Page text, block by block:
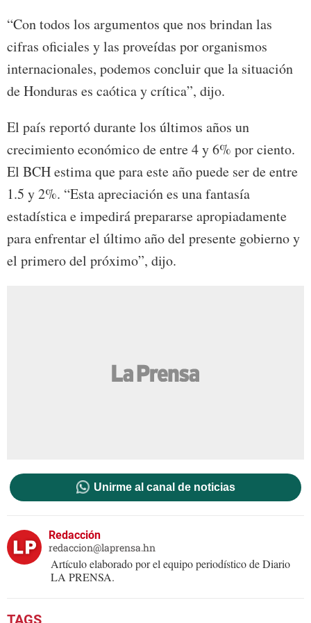
“Con todos los argumentos que nos brindan las
cifras oficiales y las proveídas por organismos
internacionales, podemos concluir que la situación
de Honduras es caótica y crítica”, dijo.
El país reportó durante los últimos años un
crecimiento económico de entre 4 y 6% por ciento.
El BCH estima que para este año puede ser de entre
1.5 y 2%. “Esta apreciación es una fantasía
estadística e impedirá prepararse apropiadamente
para enfrentar el último año del presente gobierno y
el primero del próximo”, dijo.
Unirme al canal de noticias
Redacción
redaccion@laprensa.hn
Artículo elaborado por el equipo periodístico de Diario
LA PRENSA.